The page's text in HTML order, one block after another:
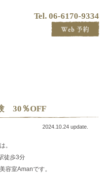
Tel. 06-6170-9334
30％OFF
2024.10.24 update.
。
徒歩3分
容室Amanです。